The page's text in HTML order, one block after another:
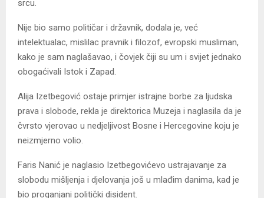
srcu.
Nije bio samo političar i državnik, dodala je, već
intelektualac, mislilac pravnik i filozof, evropski musliman,
kako je sam naglašavao, i čovjek čiji su um i svijet jednako
obogaćivali Istok i Zapad.
Alija Izetbegović ostaje primjer istrajne borbe za ljudska
prava i slobode, rekla je direktorica Muzeja i naglasila da je
čvrsto vjerovao u nedjeljivost Bosne i Hercegovine koju je
neizmjerno volio.
Faris Nanić je naglasio Izetbegovićevo ustrajavanje za
slobodu mišljenja i djelovanja još u mlađim danima, kad je
bio proganjani politički disident.